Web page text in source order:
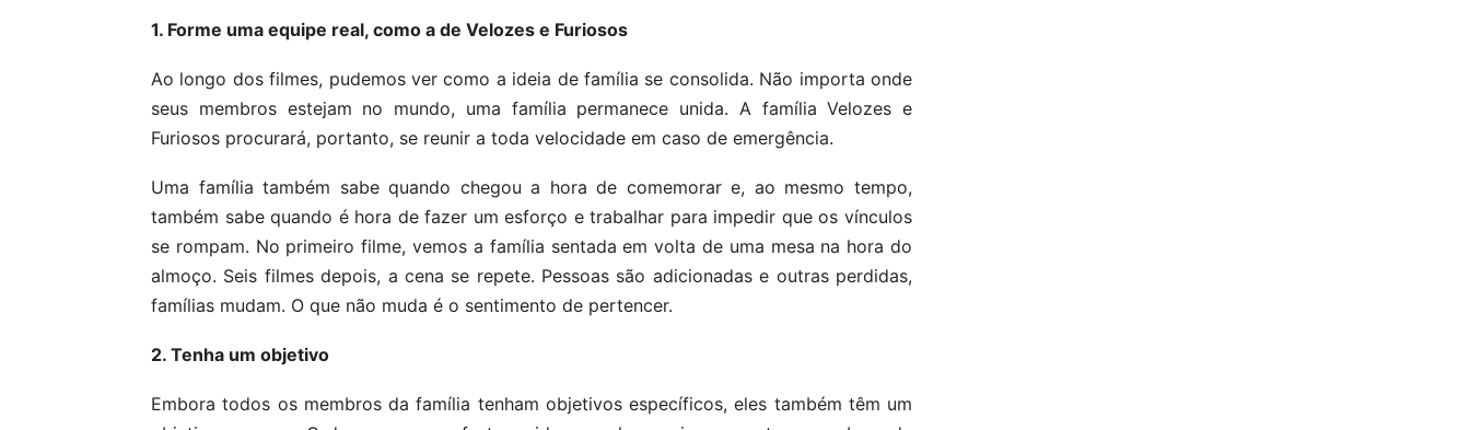
1. Forme uma equipe real, como a de Velozes e Furiosos
Ao longo dos filmes, pudemos ver como a ideia de família se consolida. Não importa onde
seus membros estejam no mundo, uma família permanece unida. A família Velozes e
Furiosos procurará, portanto, se reunir a toda velocidade em caso de emergência.
Uma família também sabe quando chegou a hora de comemorar e, ao mesmo tempo,
também sabe quando é hora de fazer um esforço e trabalhar para impedir que os vínculos
se rompam. No primeiro filme, vemos a família sentada em volta de uma mesa na hora do
almoço. Seis filmes depois, a cena se repete. Pessoas são adicionadas e outras perdidas,
famílias mudam. O que não muda é o sentimento de pertencer.
2. Tenha um objetivo
Embora todos os membros da família tenham objetivos específicos, eles também têm um